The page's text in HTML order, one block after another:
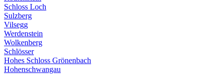
Schloss Loch
Sulzberg
Vilsegg
Werdenstein
Wolkenberg
Schlösser
Hohes Schloss Grönenbach
Hohenschwangau